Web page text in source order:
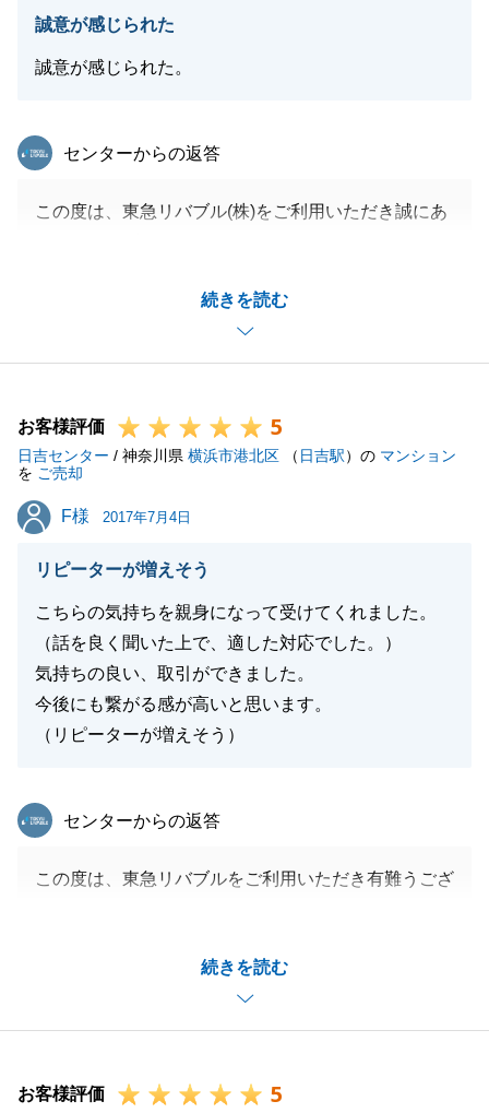
誠意が感じられた
誠意が感じられた。
続きを読む
東急リバブル
センターからの返答
この度は、東急リバブル(株)をご利用いただき誠にあ
私道・私設管の権利関係の整理や、測量の実施など、
H様にもご心労をお掛けした場面もあったかと存じま
ズに進めることができました。重ねて御礼申し上げま
す。
不動産に関することでしたら、どんなことでもお気軽
にご相談ください。
閉じる
お客様評価 5
日吉センター / 神奈川県 横浜市港北区 （ 日吉駅）の マンション
を ご売却
F様
F様 2017年7月4日
リピーターが増えそう
こちらの気持ちを親身になって受けてくれました。
（話を良く聞いた上で、適した対応でした。）
気持ちの良い、取引ができました。
今後にも繋がる感が高いと思います。
（リピーターが増えそう）
続きを読む
東急リバブル
センターからの返答
この度は、東急リバブルをご利用いただき有難うござ
Ｆ様のご丁寧な対応がご満足頂けるお取引に繋がりま
した。御礼申し上げます。
ましたら、お気軽にご連絡ください。
お客様評価 5